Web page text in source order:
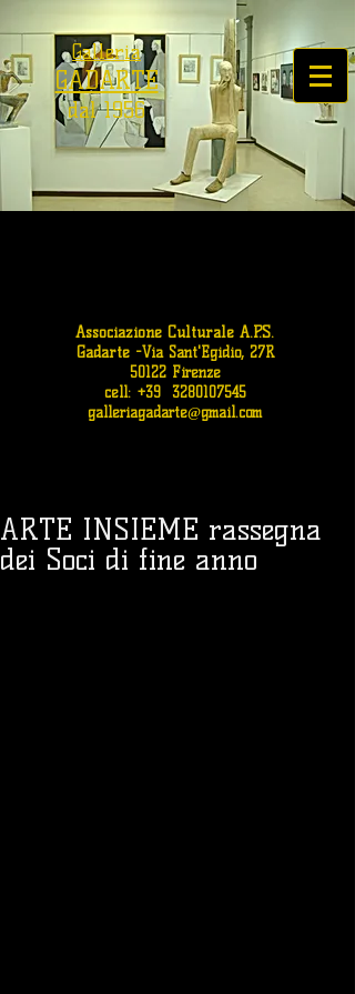
Galleria
GADARTE
dal 1956
Associazione Culturale A.P.S.
Gadarte-Via Sant'Egidio, 27R
50122 Firenze
cell: +39 3280107545
galleriagadarte@gmail.com
ARTE INSIEME rassegna
dei Soci di fine anno